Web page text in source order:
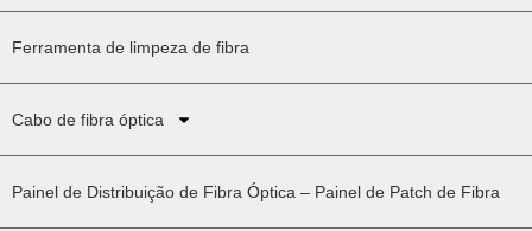
Ferramenta de limpeza de fibra
Cabo de fibra óptica
Painel de Distribuição de Fibra Óptica – Painel de Patch de Fibra